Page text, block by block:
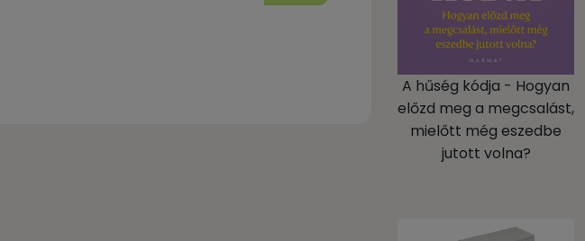
A hűség kódja - Hogyan
előzd meg a megcsalást,
mielőtt még eszedbe
jutott volna?